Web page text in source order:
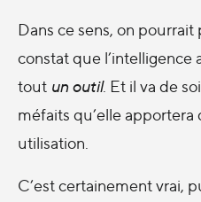
Dans ce sens, on
constat que l’intelligence
tout un outil. Et il va de
méfaits qu’elle
utilisation.
C’est certainement vrai,